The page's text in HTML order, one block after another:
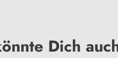
Dich